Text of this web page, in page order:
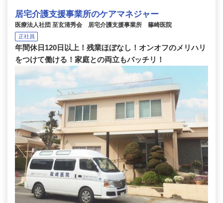
居宅介護支援事業所のケアマネジャー
医療法人社団 至玄清秀会 居宅介護支援事業所 篠崎医院
正社員
年間休日120日以上！残業ほぼなし！オンオフのメリハリ
をつけて働ける！家庭との両立もバッチリ！